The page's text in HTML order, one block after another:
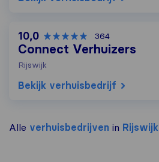
10,0 364
Connect Verhuizers
Rijswijk
Bekijk verhuisbedrijf
Alle verhuisbedrijven in Rijswijk